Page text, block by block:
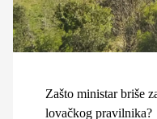
Zašto ministar briše
lovačkog pravilnika?